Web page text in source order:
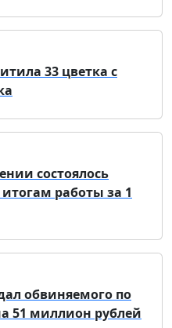
33 цветка с
состоялось
работы за 1
обвиняемого по
51 миллион рублей